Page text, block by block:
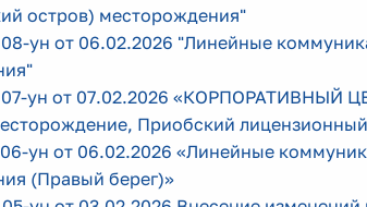
остров) месторождения"
08-ун от 06.02.2026 "Линейные
"
07-ун от 07.02.2026
Приобский лицензионный
06-ун от 06.02.2026 «Линейные
(Правый берег)»